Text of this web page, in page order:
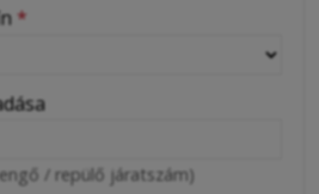
*
/ repülő járatszám)